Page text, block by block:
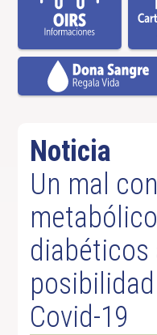
Noticia
Un mal
diabéticos
Covid-19